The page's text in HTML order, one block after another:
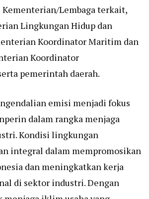
Kementerian/Lembaga terkait,
Lingkungan Hidup dan
Koordinator Maritim dan
Koordinator
pemerintah daerah.
emisi menjadi fokus
dalam rangka menjaga
Kondisi lingkungan
integral dalam mempromosikan
dan meningkatkan kerja
di sektor industri. Dengan